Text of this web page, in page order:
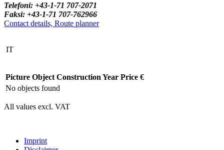
Telefoni: +43-1-71 707-2071
Faksi: +43-1-71 707-762966
Contact details, Route planner
IT
Picture Object Construction Year Price €
No objects found
All values excl. VAT
Imprint